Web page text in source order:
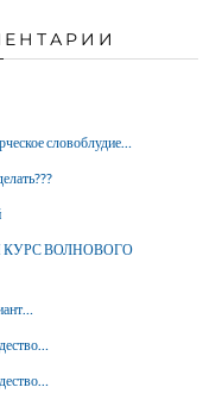
словоблудие…
ВОЛНОВОГО